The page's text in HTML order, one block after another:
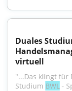
Duales
virtuell
"...Das klingt für
Studium BWL -